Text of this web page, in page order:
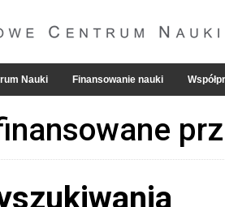
Nauki Finansowanie nauki